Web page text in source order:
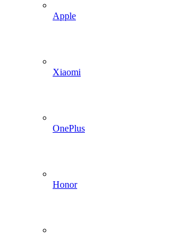
Apple
Xiaomi
OnePlus
Honor